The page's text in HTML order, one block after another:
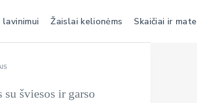
Žaislai kelionėms Skaičiai ir
šviesos ir garso